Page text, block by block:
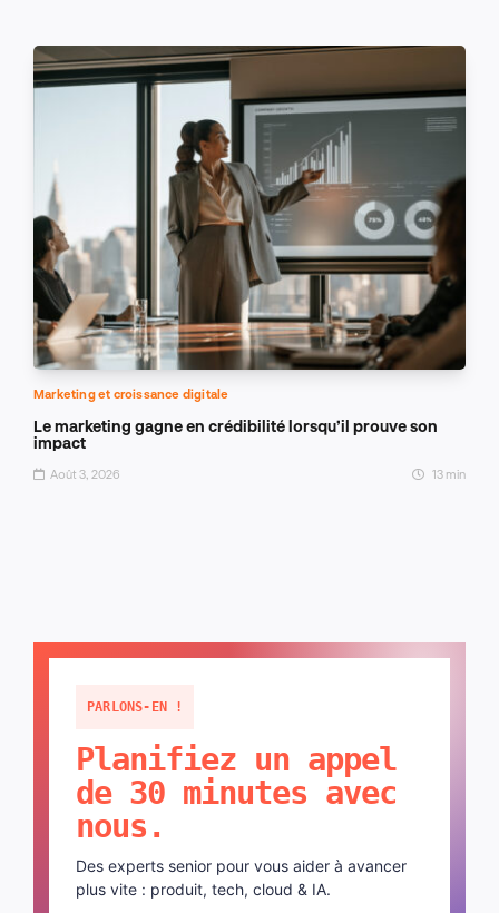
Marketing et croissance digitale
Le marketing gagne en crédibilité lorsqu’il prouve son
impact
Août 3, 2026 13 min
PARLONS-EN !
Planifiez un appel
de 30 minutes avec
nous.
Des experts senior pour vous aider à avancer
plus vite : produit, tech, cloud & IA.